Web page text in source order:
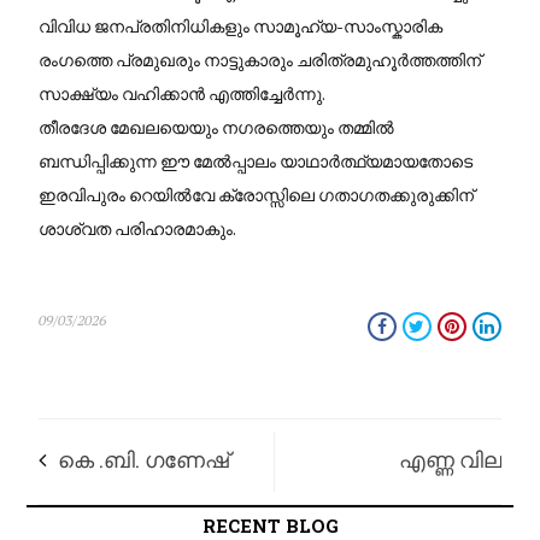
വിവിധ ജനപ്രതിനിധികളും സാമൂഹ്യ-സാംസ്കാരിക
രംഗത്തെ പ്രമുഖരും നാട്ടുകാരും ചരിത്രമുഹൂർത്തത്തിന്
സാക്ഷ്യം വഹിക്കാൻ എത്തിച്ചേർന്നു.
​തീരദേശ മേഖലയെയും നഗരത്തെയും തമ്മിൽ
ബന്ധിപ്പിക്കുന്ന ഈ മേൽപ്പാലം യാഥാർത്ഥ്യമായതോടെ
ഇരവിപുരം റെയിൽവേ ക്രോസ്സിലെ ഗതാഗതക്കുരുക്കിന്
ശാശ്വത പരിഹാരമാകും.
09/03/2026
കെ .ബി. ഗണേഷ്
കുമാറിനെതിരെ
​എണ്ണ വില
കുതിച്ചുയരുന്നു;
RECENT BLOG